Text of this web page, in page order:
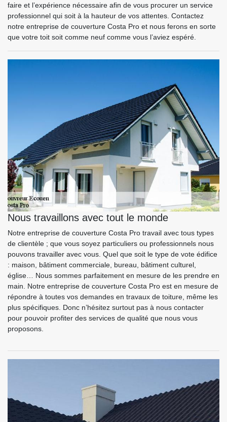
faire et l’expérience nécessaire afin de vous procurer un service
professionnel qui soit à la hauteur de vos attentes. Contactez
notre entreprise de couverture Costa Pro et nous ferons en sorte
que votre toit soit comme neuf comme vous l’aviez espéré.
Nous travaillons avec tout le monde
Notre entreprise de couverture Costa Pro travail avec tous types
de clientèle ; que vous soyez particuliers ou professionnels nous
pouvons travailler avec vous. Quel que soit le type de vote édifice
: maison, bâtiment commerciale, bureau, bâtiment culturel,
église… Nous sommes parfaitement en mesure de les prendre en
main. Notre entreprise de couverture Costa Pro est en mesure de
répondre à toutes vos demandes en travaux de toiture, même les
plus spécifiques. Donc n’hésitez surtout pas à nous contacter
pour pouvoir profiter des services de qualité que nous vous
proposons.